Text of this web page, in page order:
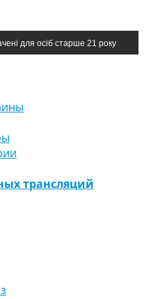
для осіб старше 21 року
трансляций